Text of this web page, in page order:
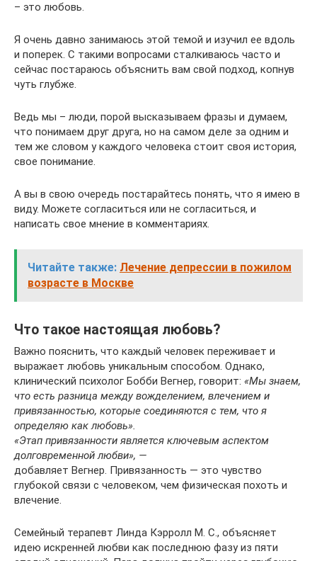
– это любовь.
Я очень давно занимаюсь этой темой и изучил ее вдоль
и поперек. С такими вопросами сталкиваюсь часто и
сейчас постараюсь объяснить вам свой подход, копнув
чуть глубже.
Ведь мы – люди, порой высказываем фразы и думаем,
что понимаем друг друга, но на самом деле за одним и
тем же словом у каждого человека стоит своя история,
свое понимание.
А вы в свою очередь постарайтесь понять, что я имею в
виду. Можете согласиться или не согласиться, и
написать свое мнение в комментариях.
Читайте также: Лечение депрессии в пожилом
возрасте в Москве
Что такое настоящая любовь?
Важно пояснить, что каждый человек переживает и
выражает любовь уникальным способом. Однако,
клинический психолог Бобби Вегнер, говорит: «Мы знаем,
что есть разница между вожделением, влечением и
привязанностью, которые соединяются с тем, что я
определяю как любовь».
«Этап привязанности является ключевым аспектом
долговременной любви», —
добавляет Вегнер. Привязанность — это чувство
глубокой связи с человеком, чем физическая похоть и
влечение.
Семейный терапевт Линда Кэрролл М. С., объясняет
идею искренней любви как последнюю фазу из пяти